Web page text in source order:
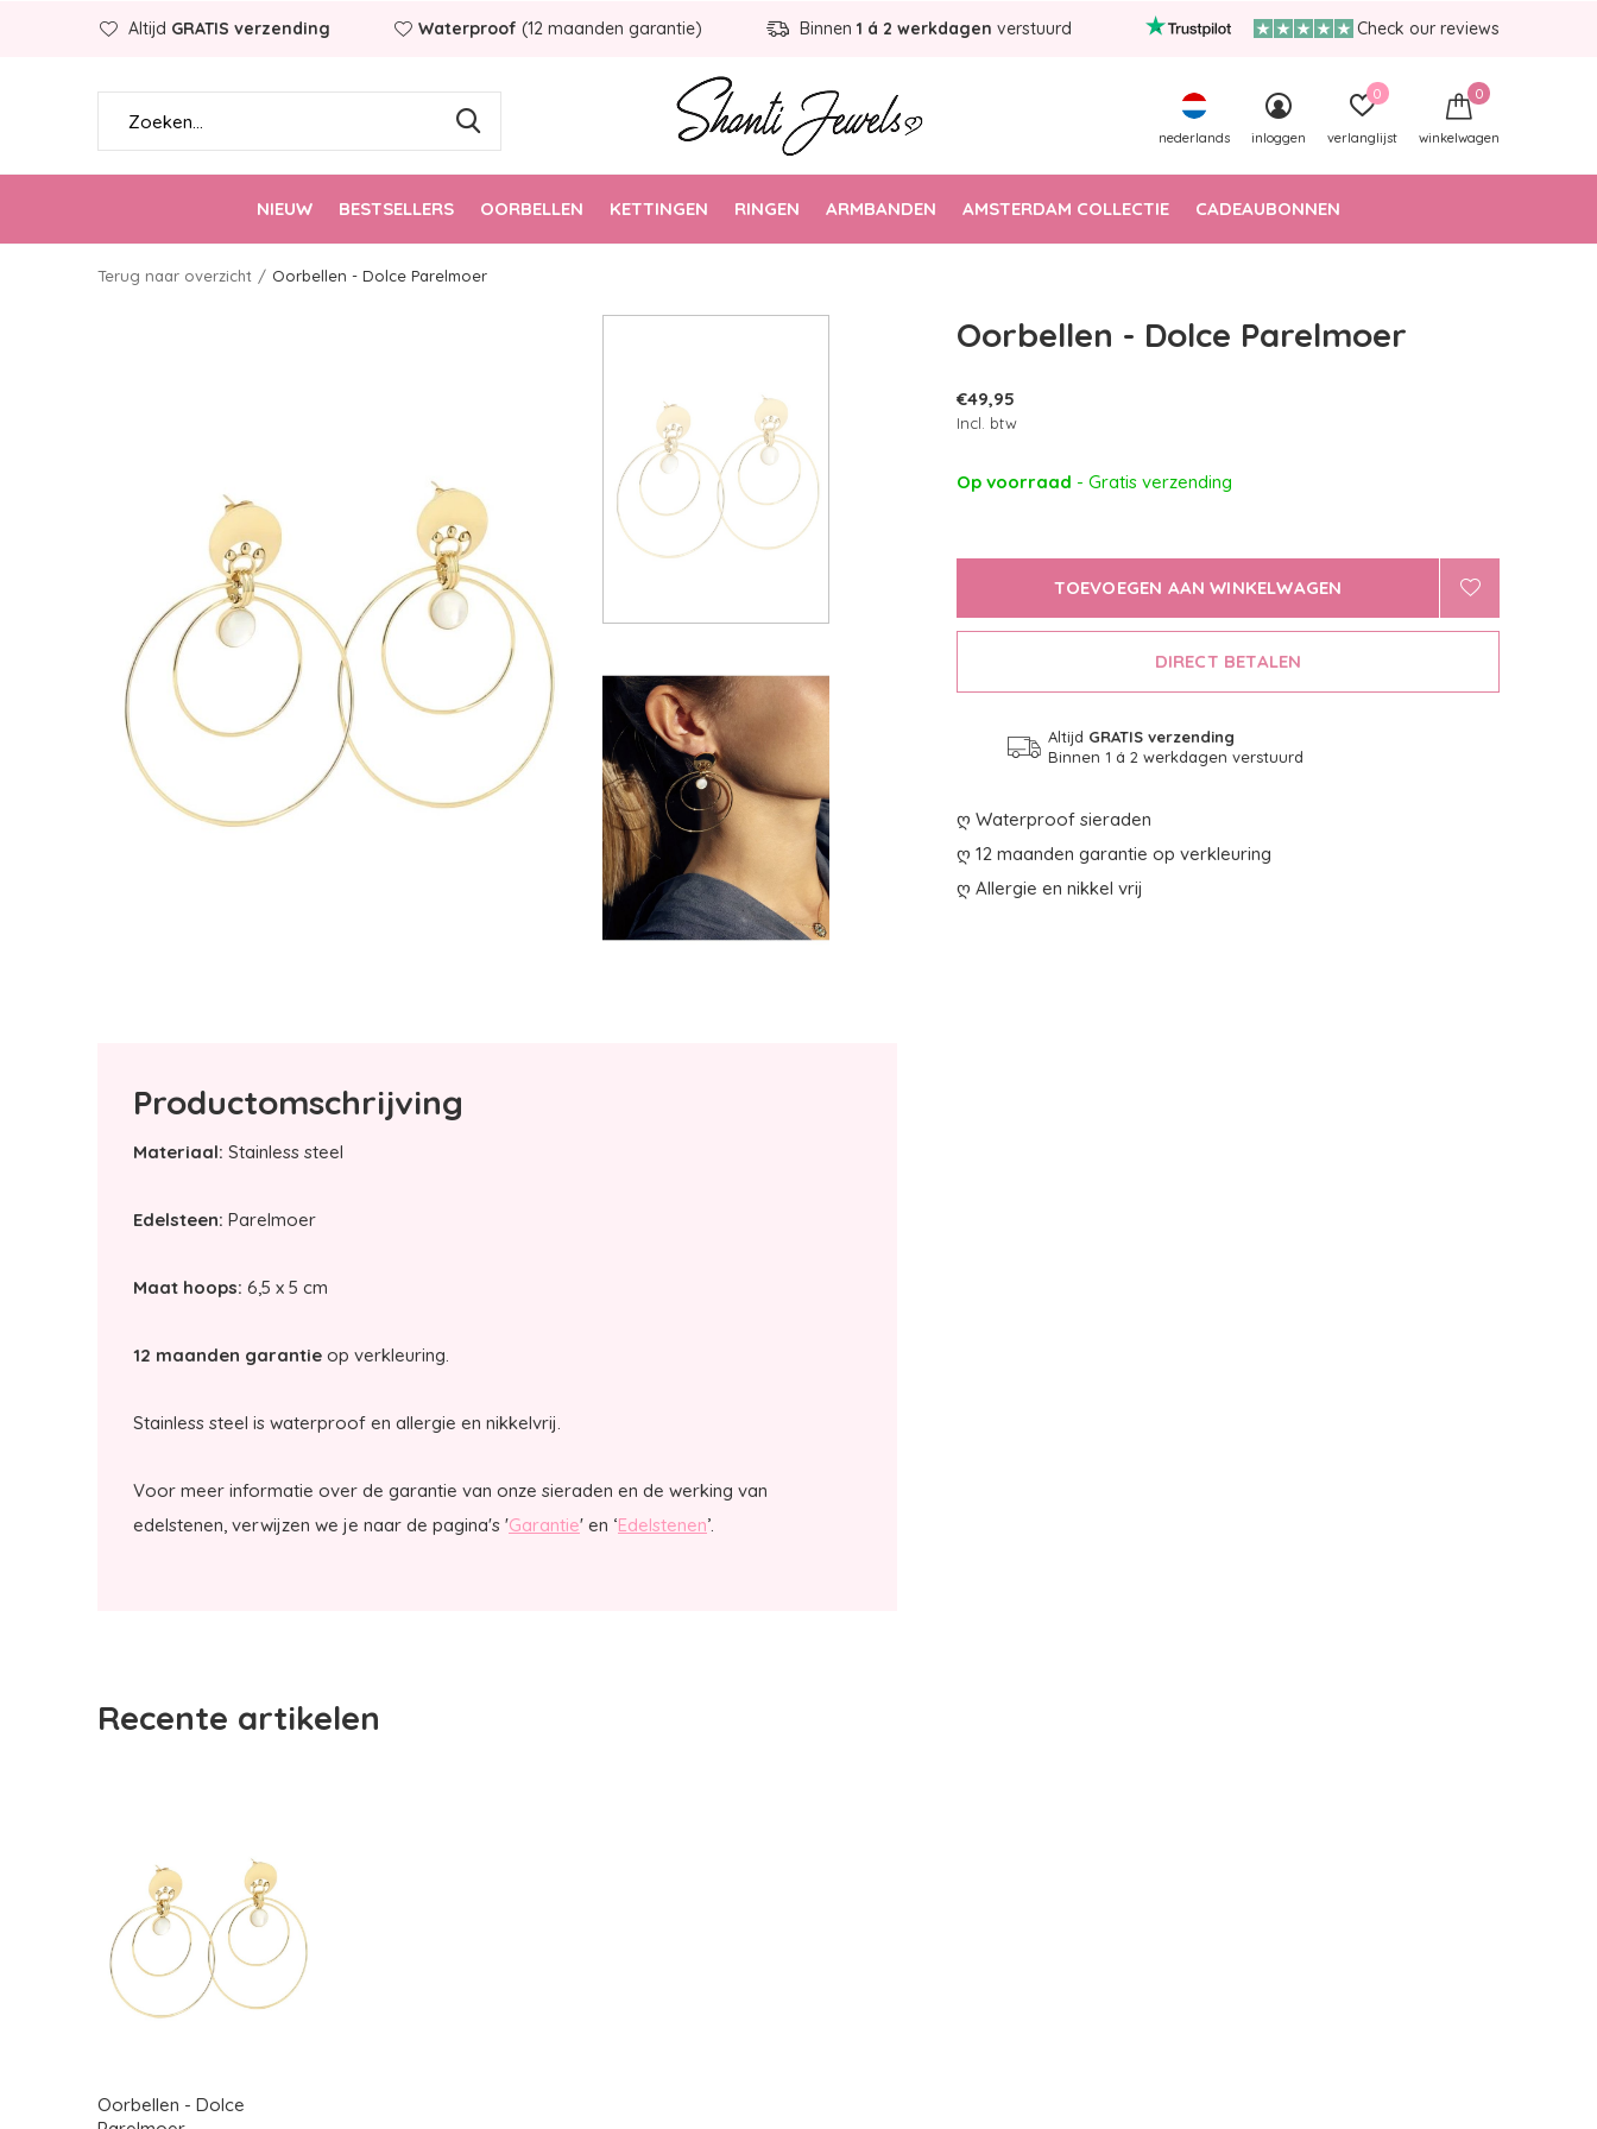
NIEUW BESTSELLERS OORBELLEN KETTINGEN RINGEN ARMBANDEN AMSTERDAM COLLECTIE CADEAUBONNEN
nederlands inloggen verlanglijst
0
winkelwagen
0
Altijd GRATIS verzending Waterproof (12 maanden garantie) Binnen 1 á 2 werkdagen verstuurd Check our reviews
Terug naar overzicht Oorbellen - Dolce Parelmoer
Oorbellen - Dolce Parelmoer
€49,95
Incl. btw
Op voorraad - Gratis verzending
TOEVOEGEN AAN WINKELWAGEN
DIRECT BETALEN
Altijd GRATIS verzending
Binnen 1 á 2 werkdagen verstuurd
ღ Waterproof sieraden
ღ 12 maanden garantie op verkleuring
ღ Allergie en nikkel vrij
Productomschrijving
Materiaal: Stainless steel
Edelsteen: Parelmoer
Maat hoops: 6,5 x 5 cm
12 maanden garantie op verkleuring.
Stainless steel is waterproof en allergie en nikkelvrij.
Voor meer informatie over de garantie van onze sieraden en de werking van
edelstenen, verwijzen we je naar de pagina's 'Garantie' en ‘Edelstenen’.
Recente artikelen
Oorbellen - Dolce